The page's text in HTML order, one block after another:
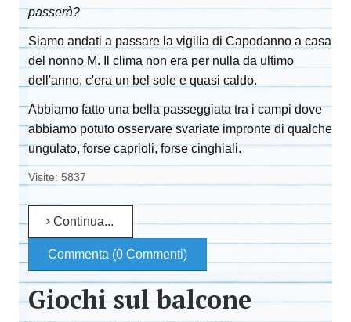
passerà?
Siamo andati a passare la vigilia di Capodanno a casa
del nonno M. Il clima non era per nulla da ultimo
dell'anno, c'era un bel sole e quasi caldo.
Abbiamo fatto una bella passeggiata tra i campi dove
abbiamo potuto osservare svariate impronte di qualche
ungulato, forse caprioli, forse cinghiali.
Visite: 5837
Continua...
Commenta (0 Commenti)
Giochi sul balcone